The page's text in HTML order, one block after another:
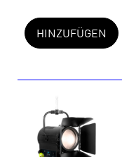
HINZUFÜGEN